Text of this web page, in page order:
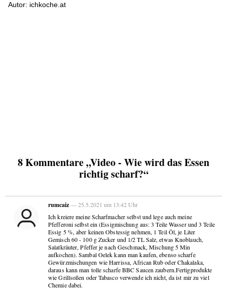
Autor: ichkoche.at
8 Kommentare „Video - Wie wird das Essen
richtig scharf?“
rumcaiz— 25.5.2021 um 13:42 Uhr
Ich kreiere meine Scharfmacher selbst und lege auch meine
Pfefferoni selbst ein (Essigmischung aus: 3 Teile Wasser und 3 Teile
Essig 5 %, aber keinen Obstessig nehmen, 1 Teil Öl, je Liter
Gemisch 60 - 100 g Zucker und 1/2 TL Salz, etwas Knoblauch,
Salatkräuter, Pfeffer je nach Geschmack, Mischung 5 Min
aufkochen). Sambal Oelek kann man kaufen, ebenso scharfe
Gewürzmischungen wie Harrissa, African Rub oder Chakalaka,
daraus kann man tolle scharfe BBC Saucen zaubern.Fertigprodukte
wie Grillsoßen oder Tabasco verwende ich nicht, da ist mir zu viel
Chemie dabei.